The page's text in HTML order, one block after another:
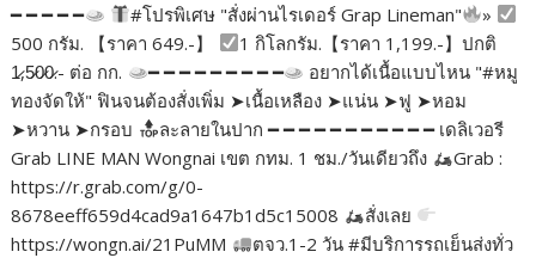
━ ━ ━ ━ ━
#โปรพิเศษ "สั่งผ่านไรเดอร์ Grap Lineman"
»
500 กรัม. 【ราคา 649.-】
1 กิโลกรัม.【ราคา 1,199.-】ปกติ
1̷,5̷0̷0̷.- ต่อ กก.
━ ━ ━ ━ ━ ━ ━ ━ ━
อยากได้เนื้อแบบไหน "#หมู
ทองจัดให้" ฟินจนต้องสั่งเพิ่ม ➤เนื้อเหลือง ➤แน่น ➤ฟู ➤หอม
➤หวาน ➤กรอบ
ละลายในปาก ━ ━ ━ ━ ━ ━ ━ ━ ━ ━ ━ เดลิเวอรี
Grab LINE MAN Wongnai เขต กทม. 1 ชม./วันเดียวถึง
Grab :
https://r.grab.com/g/0-
8678eeff659d4cad9a1647b1d5c15008
สั่งเลย
https://wongn.ai/21PuMM
ตจว.1-2 วัน #มีบริการรถเย็นส่งทั่ว